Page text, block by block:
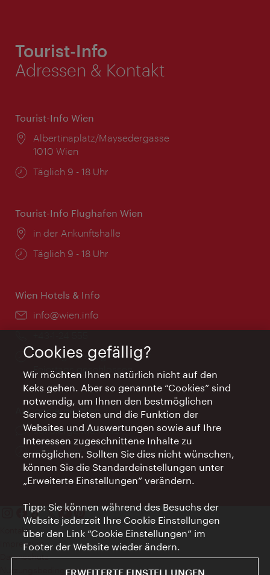
Tourist-Info
Adressen & Kontakt
Tourist-Info Wien
Ort:
Albertinaplatz/Maysedergasse
1010 Wien
Öffnungszeiten:
Täglich 9 - 18 Uhr
Tourist-Info Flughafen Wien
Ort:
in der Ankunftshalle
Öffnungszeiten:
Täglich 9 - 18 Uhr
Wien Hotels & Info
Email:
info@wien.info
Öffnungszeiten:
Montag - Freitag 9 – 17 Uhr
Feiertags geschlossen
AI Concierge Wien
Ort:
concierge.wien.info
Öffnungszeiten:
Informationen rund um die Uhr
Kontakt
Impressum
Datenschutz
Nutzungsbedingungen
Cookies gefällig?
Wir möchten Ihnen natürlich nicht auf den
Keks gehen. Aber so genannte “Cookies” sind
notwendig, um Ihnen den bestmöglichen
Service zu bieten und die Funktion der
Websites und Auswertungen sowie auf Ihre
Interessen zugeschnittene Inhalte zu
ermöglichen. Sollten Sie dies nicht wünschen,
können Sie die Standardeinstellungen unter
„Erweiterte Einstellungen“ verändern.
Tipp: Sie können während des Besuchs der
Website jederzeit Ihre Cookie Einstellungen
über den Link “Cookie Einstellungen” im
Footer der Website wieder ändern.
ERWEITERTE EINSTELLUNGEN